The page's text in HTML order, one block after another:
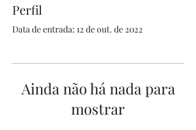
Perfil
Data de entrada: 12 de out. de 2022
Ainda não há nada para
mostrar